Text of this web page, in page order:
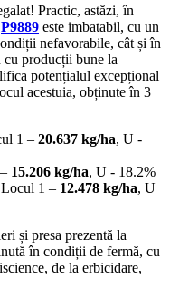
Practic, astăzi, în
P9889 este imbatabil, cu un
nefavorabile, cât și în
producții bune la
potențialul excepțional
acestuia, obținute în 3
1 – 20.637 kg/ha, U -
15.206 kg/ha, U - 18.2%
1 – 12.478 kg/ha, U
și presa prezentă la
în condiții de fermă, cu
de la erbicidare,